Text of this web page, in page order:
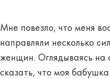
Мне повезло, что меня
направляли несколько
женщин. Оглядываясь на
сказать, что моя